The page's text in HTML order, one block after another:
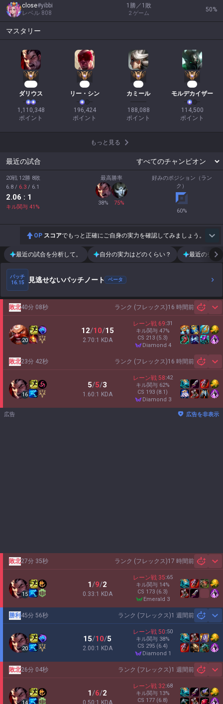
close#yibbi
レベル 808
1勝／1敗
2 ゲーム
50%
マスタリー
ダリウス
1,110,348
ポイント
リー・シン
196,424
ポイント
カミール
188,088
ポイント
モルデカイザー
114,500
ポイント
もっと見る
最近の試合
20戦 12勝 8敗
6.8 / 6.3 / 6.1
2.06 : 1
キル関与 41 %
最高勝率
38% 75%
好みのポジション（ラン
ク）
60%
OP スコアでもっと正確にご自身の実力を確認してみましょう。
最近の試合を分析して。 自分の実力はどのくらい？ 最近のチー
パッチ
16.15
見逃せないパッチノート ベータ
ランク (フレックス)16 時間前
敗北40分 08秒
20
12/10/15
2.70:1 KDA
レーン戦 69:31
キル関与 47%
CS 213 (5.3)
diamond 4
ランク (フレックス)16 時間前
敗北23分 42秒
16
5/5/3
1.60:1 KDA
レーン戦 58:42
キル関与 62%
CS 193 (8.1)
diamond 3
広告 広告を非表示
ランク (フレックス)17 時間前
敗北27分 35秒
15
1/9/2
0.33:1 KDA
レーン戦 35:65
キル関与 14%
CS 173 (6.3)
emerald 3
ランク (フレックス)1 週間前
勝利 45分 56秒
20
15/10/5
2.00:1 KDA
レーン戦 50:50
キル関与 38%
CS 295 (6.4)
diamond 1
ランク (フレックス)1 週間前
敗北26分 04秒
1/6/2
0.50:1 KDA
レーン戦 32:68
キル関与 13%
CS 177 (6.8)